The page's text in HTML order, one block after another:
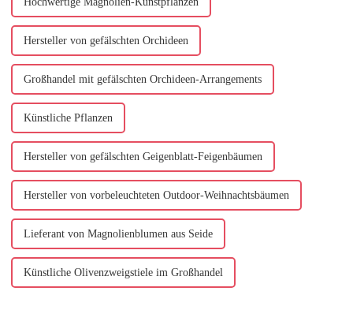
Hersteller von gefälschten Orchideen
Großhandel mit gefälschten Orchideen-Arrangements
Künstliche Pflanzen
Hersteller von gefälschten Geigenblatt-Feigenbäumen
Hersteller von vorbeleuchteten Outdoor-Weihnachtsbäumen
Lieferant von Magnolienblumen aus Seide
Künstliche Olivenzweigstiele im Großhandel